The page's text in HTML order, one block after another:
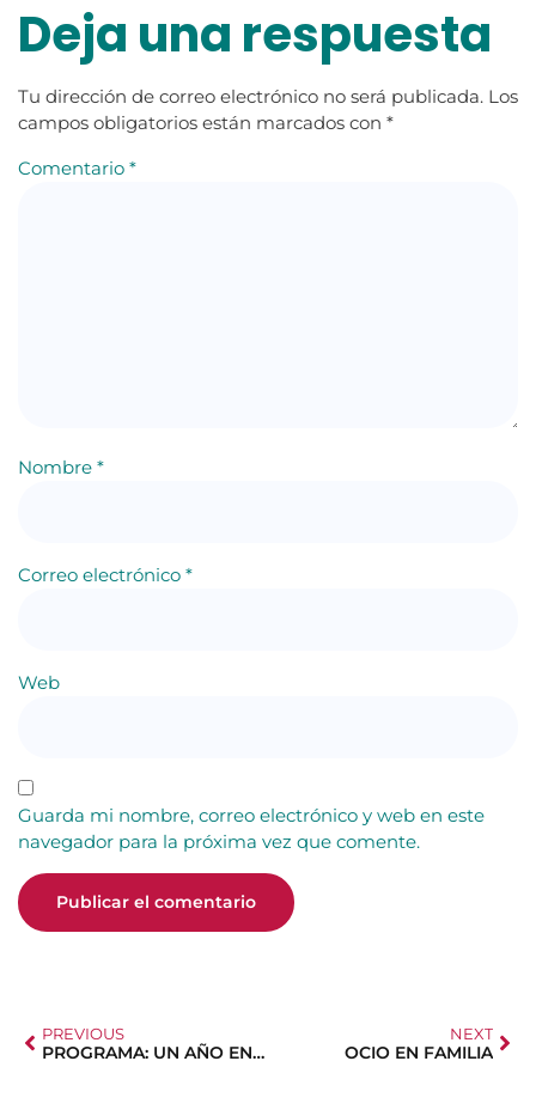
Deja una respuesta
Tu dirección de correo electrónico no será publicada. Los
campos obligatorios están marcados con *
Comentario *
Nombre *
Correo electrónico *
Web
Guarda mi nombre, correo electrónico y web en este
navegador para la próxima vez que comente.
PREVIOUS
PROGRAMA: UN AÑO EN EL EXTRANJERO
NEXT
OCIO EN FAMILIA